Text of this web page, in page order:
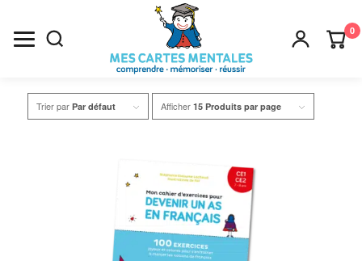
0
Recherche
Trier par Par défaut Afficher 15 Produits par page